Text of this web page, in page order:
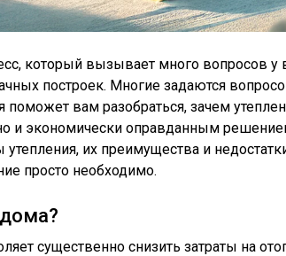
который вызывает много вопросов у
построек. Многие задаются
поможет вам разобраться, зачем
и экономически оправданным
их преимущества и
просто необходимо.
существенно снизить затраты на